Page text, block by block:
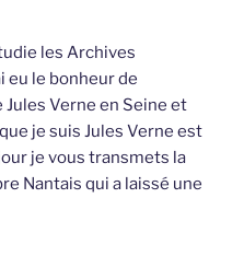
les Archives
eu le bonheur de
Verne en Seine et
je suis Jules Verne est
je vous transmets la
Nantais qui a laissé une